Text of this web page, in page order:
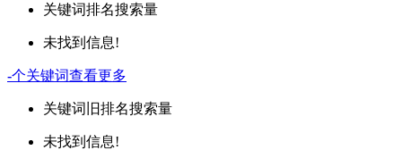
关键词排名搜索量
未找到信息!
-个关键词查看更多
关键词 旧排名搜索量
未找到信息!